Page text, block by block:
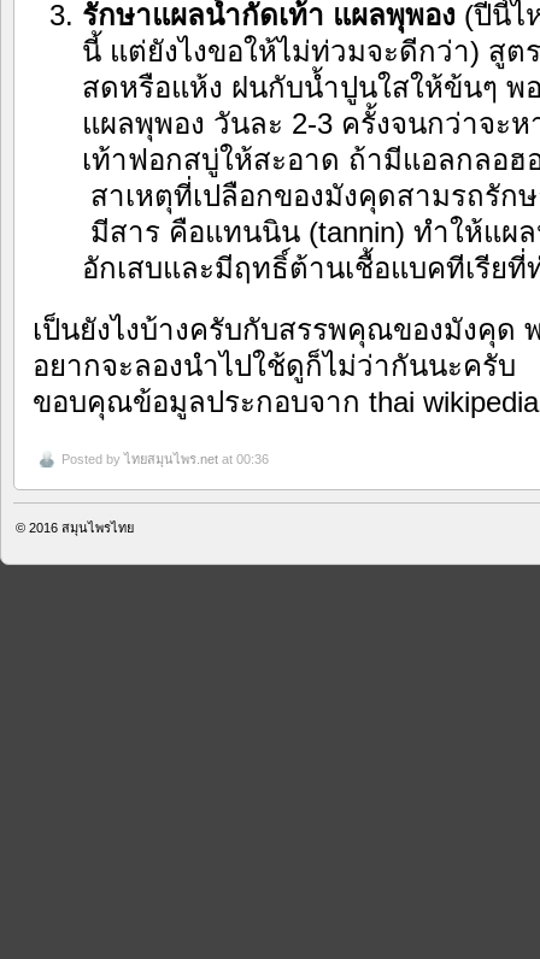
รักษาแผลน้ำกัดเท้า แผลพุพอง (ปีนี้ไ
นี้ แต่ยังไงขอให้ไม่ท่วมจะดีกว่า) สูต
สดหรือแห้ง ฝนกับน้ำปูนใสให้ข้นๆ พ
แผลพุพอง วันละ 2-3 ครั้งจนกว่าจะ
เท้าฟอกสบู่ให้สะอาด ถ้ามีแอลกลอฮ
สาเหตุที่เปลือกของมังคุดสามรถรัก
มีสาร คือแทนนิน (tannin) ทำให้แผ
อักเสบและมีฤทธิ์ต้านเชื้อแบคทีเรียที่
เป็นยังไงบ้างครับกับสรรพคุณของมังคุด
อยากจะลองนำไปใช้ดูก็ไม่ว่ากันนะครับ
ขอบคุณข้อมูลประกอบจาก thai
Posted byไทยสมุนไพร.net at 00:36
© 2016 สมุนไพรไทย